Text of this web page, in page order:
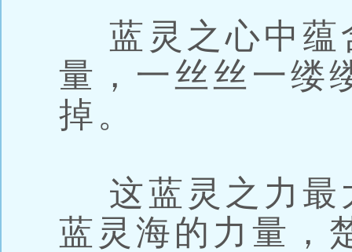
蓝灵之心中蕴
量，一丝丝一缕
掉。
这蓝灵之力最
蓝灵海的力量，